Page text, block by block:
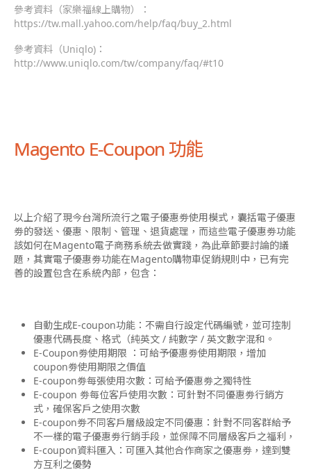
參考資料（家樂福線上購物）：
https://tw.mall.yahoo.com/help/faq/buy_2.html
參考資料（Uniqlo)：
http://www.uniqlo.com/tw/company/faq/#t10
Magento E-Coupon 功能
以上介紹了現今台灣所流行之電子優惠劵使用模式，囊括電子優惠
劵的發送、優惠、限制、管理、退貨處理，而這些電子優惠劵功能
該如何在Magento電子商務系統去做實踐，為此章節要討論的議
題，其實電子優惠劵功能在Magento購物車促銷規則中，已有完
善的設置包含在系統內部，包含：
自動生成E-coupon功能：不需自行設定代碼編號，並可控制
優惠代碼長度、格式（純英文 / 純數字 / 英文數字混和。
E-Coupon劵使用期限 ：可給予優惠劵使用期限，增加
coupon劵使用期限之價值
E-coupon劵每張使用次數：可給予優惠劵之獨特性
E-coupon 劵每位客戶使用次數：可針對不同優惠劵行銷方
式，確保客戶之使用次數
E-coupon劵不同客戶層級設定不同優惠：針對不同客群給予
不一樣的電子優惠劵行銷手段，並保障不同層級客戶之福利，
E-coupon資料匯入：可匯入其他合作商家之優惠劵，達到雙
方互利之優勢